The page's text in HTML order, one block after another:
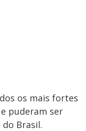
os mais fortes
puderam ser
Brasil.